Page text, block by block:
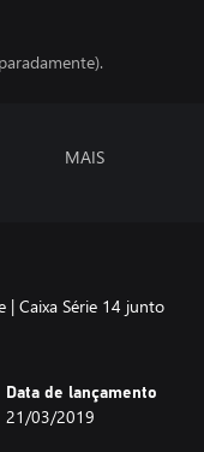
MAIS
| Caixa Série 14 junto
Data de lançamento
21/03/2019